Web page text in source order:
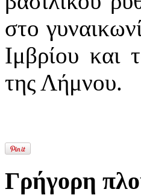
στο
Ιμβρίου και
της Λήμνου.
Γρήγορη